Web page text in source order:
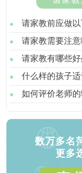
请家教前应做
请家教需要注意
请家教有哪些好
什么样的孩子适
如何评价老师的
数万多名
更多